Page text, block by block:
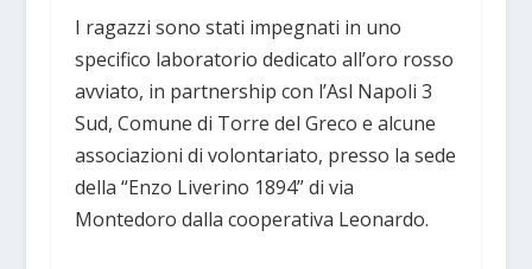
I ragazzi sono stati impegnati in uno
specifico laboratorio dedicato all’oro rosso
avviato, in partnership con l’Asl Napoli 3
Sud, Comune di Torre del Greco e alcune
associazioni di volontariato, presso la sede
della “Enzo Liverino 1894” di via
Montedoro dalla cooperativa Leonardo.